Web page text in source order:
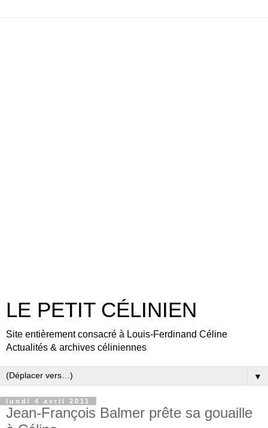
LE PETIT CÉLINIEN
Site entièrement consacré à Louis-Ferdinand Céline
Actualités & archives céliniennes
▼
lundi 4 avril 2011
Jean-François Balmer prête sa gouaille